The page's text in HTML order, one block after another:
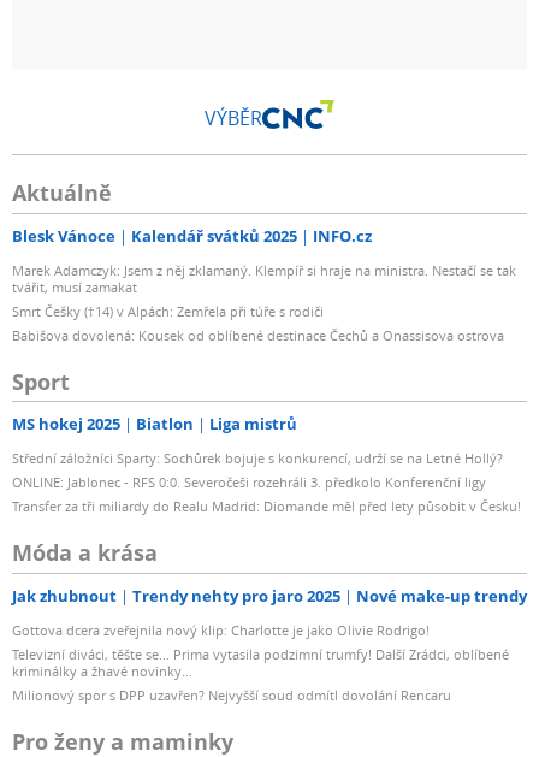
VÝBĚR
Aktuálně
Blesk Vánoce Kalendář svátků 2025 INFO.cz
Marek Adamczyk: Jsem z něj zklamaný. Klempíř si hraje na ministra. Nestačí se tak
tvářit, musí zamakat
Smrt Češky (†14) v Alpách: Zemřela při túře s rodiči
Babišova dovolená: Kousek od oblíbené destinace Čechů a Onassisova ostrova
Sport
MS hokej 2025 Biatlon Liga mistrů
Střední záložníci Sparty: Sochůrek bojuje s konkurencí, udrží se na Letné Hollý?
ONLINE: Jablonec - RFS 0:0. Severočeši rozehráli 3. předkolo Konferenční ligy
Transfer za tři miliardy do Realu Madrid: Diomande měl před lety působit v Česku!
Móda a krása
Jak zhubnout Trendy nehty pro jaro 2025 Nové make-up trendy
Gottova dcera zveřejnila nový klip: Charlotte je jako Olivie Rodrigo!
Televizní diváci, těšte se... Prima vytasila podzimní trumfy! Další Zrádci, oblíbené
kriminálky a žhavé novinky...
Milionový spor s DPP uzavřen? Nejvyšší soud odmítl dovolání Rencaru
Pro ženy a maminky